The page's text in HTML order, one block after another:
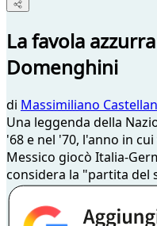
La favola
Domenghini
di Massimiliano
Una leggenda della
'68 e nel '70, l'anno in
Messico giocò Italia-
considera la "partita del